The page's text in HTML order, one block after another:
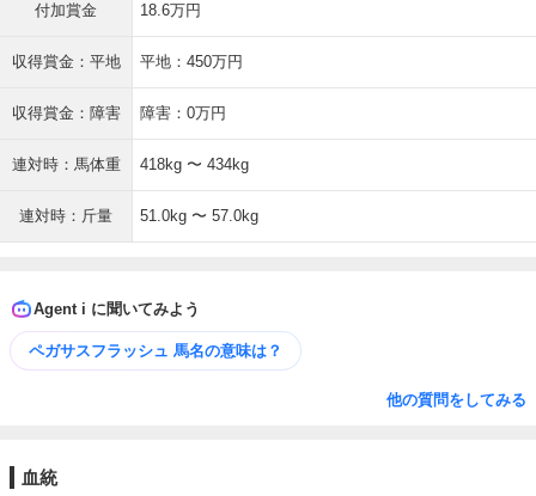
付加賞金 18.6万円
収得賞金：平地 平地：450万円
収得賞金：障害 障害：0万円
連対時：馬体重 418kg 〜 434kg
連対時：斤量 51.0kg 〜 57.0kg
Agent i に聞いてみよう
ペガサスフラッシュ 馬名の意味は？
他の質問をしてみる
血統